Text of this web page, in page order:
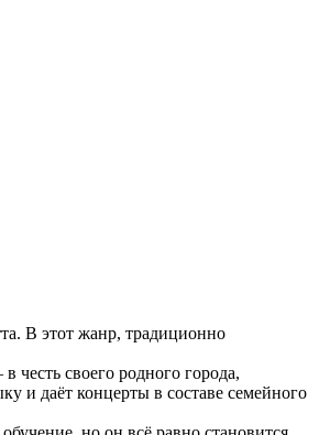
В этот жанр, традиционно
своего родного города,
и даёт концерты в составе семейного